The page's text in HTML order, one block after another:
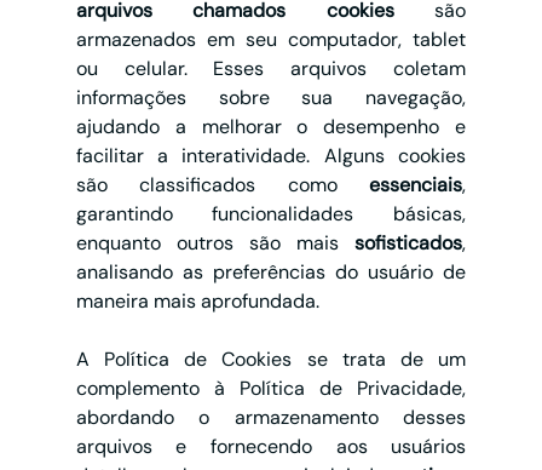
arquivos chamados cookies são
armazenados em seu computador, tablet
ou celular. Esses arquivos coletam
informações sobre sua navegação,
ajudando a melhorar o desempenho e
facilitar a interatividade. Alguns cookies
são classificados como essenciais,
garantindo funcionalidades básicas,
enquanto outros são mais sofisticados,
analisando as preferências do usuário de
maneira mais aprofundada.
A Política de Cookies se trata de um
complemento à Política de Privacidade,
abordando o armazenamento desses
arquivos e fornecendo aos usuários